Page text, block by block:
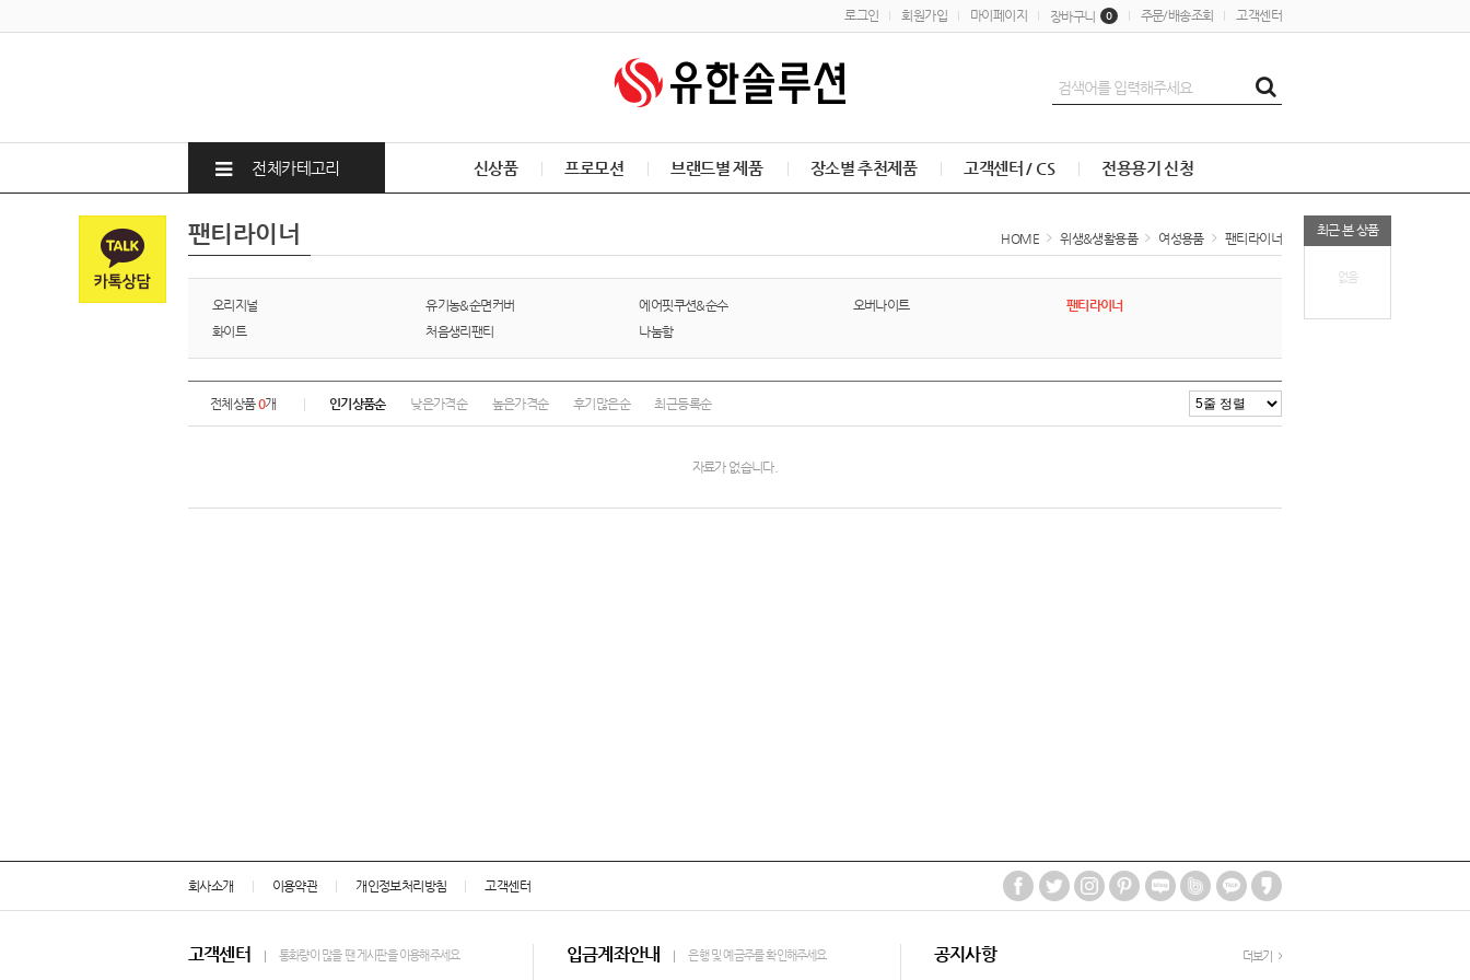
로그인 회원가입 마이페이지 장바구니 0 주문/배송조회 고객센터
전체카테고리 신상품 프로모션 브랜드별 제품 장소별 추천제품 고객센터 / CS 전용용기 신청
최근 본 상품
없음
팬티라이너 HOME 위생&생활용품 여성용품 팬티라이너
오리지널 유기농&순면커버 에어핏쿠션&순수 오버나이트
팬티라이너
화이트
처음생리팬티 나눔함
전체상품0개 인기상품순 낮은가격순 높은가격순 후기많은순 최근등록순
자료가 없습니다.
회사소개 이용약관 개인정보처리방침 고객센터
고객센터 통화량이 많을 땐 게시판을 이용해주세요 입금계좌안내 은행 및 예금주를 확인해주세요 공지사항 더보기